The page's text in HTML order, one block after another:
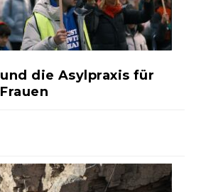
die Asylpraxis für